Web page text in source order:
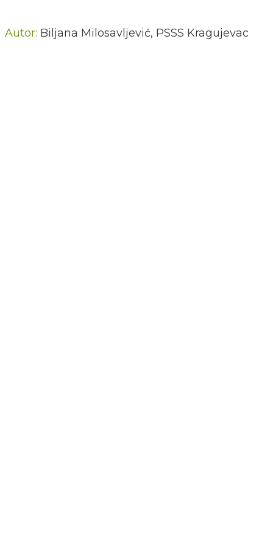
Autor: Biljana Milosavljević, PSSS Kragujevac